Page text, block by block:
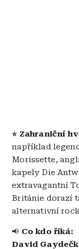
⭐ Zahraniční
například
Morissette,
kapely Die
extravagantní
Británie dorazí
alternativní
📢 Co kdo říká:
David